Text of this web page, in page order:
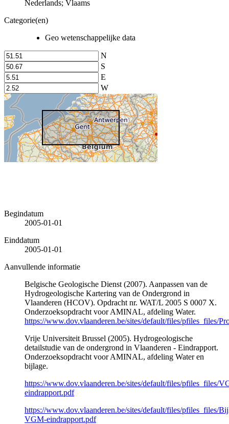
Nederlands; Vlaams
Categorie(en)
Geo wetenschappelijke data
N
S
E
W
Begindatum
2005-01-01
Einddatum
2005-01-01
Aanvullende informatie
Belgische Geologische Dienst (2007). Aanpassen van de
Hydrogeologische Kartering van de Ondergrond in
Vlaanderen (HCOV). Opdracht nr. WAT/L 2005 S 0007 X.
Onderzoeksopdracht voor AMINAL, afdeling Water.
https://www.dov.vlaanderen.be/sites/default/files/pfiles_files/
Vrije Universiteit Brussel (2005). Hydrogeologische
detailstudie van de ondergrond in Vlaanderen - Eindrapport.
Onderzoeksopdracht voor AMINAL, afdeling Water en
bijlage.
https://www.dov.vlaanderen.be/sites/default/files/pfiles_files/
eindrapport.pdf
https://www.dov.vlaanderen.be/sites/default/files/pfiles_files/
VGM-eindrapport.pdf